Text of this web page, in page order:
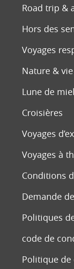
Road trip &
Hors des
Voyages
Nature &
Lune de miel
Croisières
Voyages
Voyages à
Conditions
Demande
Politiques
code de
Politique